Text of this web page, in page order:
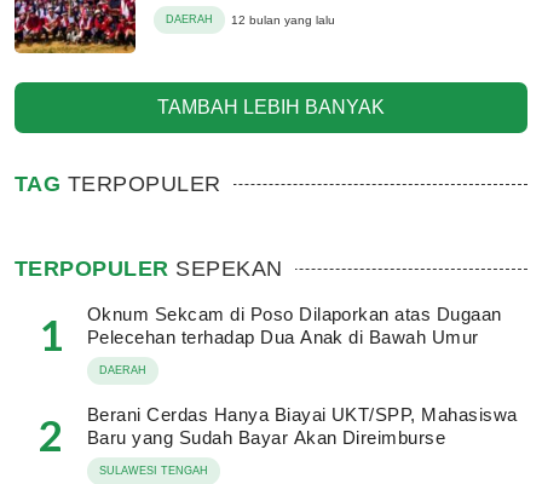
DAERAH 12 bulan yang lalu
TAMBAH LEBIH BANYAK
TAG TERPOPULER
TERPOPULER SEPEKAN
1
Oknum Sekcam di Poso Dilaporkan atas Dugaan
Pelecehan terhadap Dua Anak di Bawah Umur
DAERAH
2
Berani Cerdas Hanya Biayai UKT/SPP, Mahasiswa
Baru yang Sudah Bayar Akan Direimburse
SULAWESI TENGAH